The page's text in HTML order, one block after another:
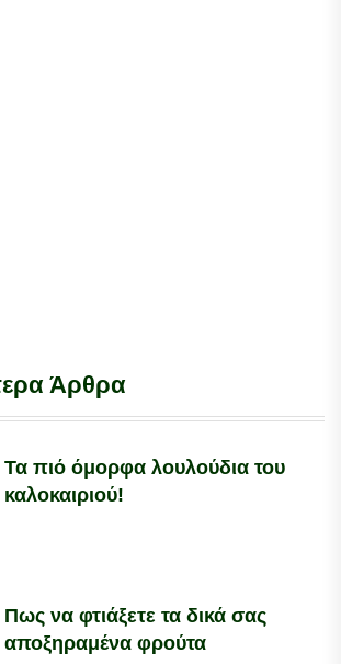
Άρθρα
Τα πιό όμορφα λουλούδια του
καλοκαιριού!
Πως να φτιάξετε τα δικά σας
αποξηραμένα φρούτα